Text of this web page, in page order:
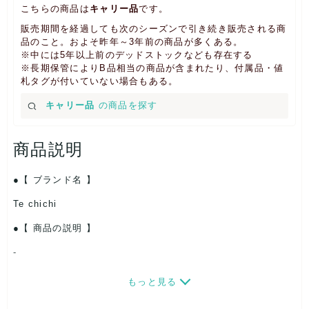
こちらの商品は キャリー品です。
販売期間を経過しても次のシーズンで引き続き販売される商
品のこと。およそ昨年～3年前の商品が多くある。
※中には5年以上前のデッドストックなども存在する
※長期保管によりB品相当の商品が含まれたり、付属品・値
札タグが付いていない場合もある。
キャリー品 の商品を探す
商品説明
【 ブランド名 】
Te chichi
【 商品の説明 】
-
もっと見る